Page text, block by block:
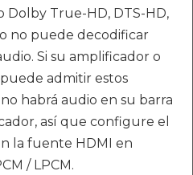
Dolby True-HD, DTS-HD,
no puede decodificar
Si su amplificador o
admitir estos
habrá audio en su barra
así que configure el
la fuente HDMI en
/ LPCM.